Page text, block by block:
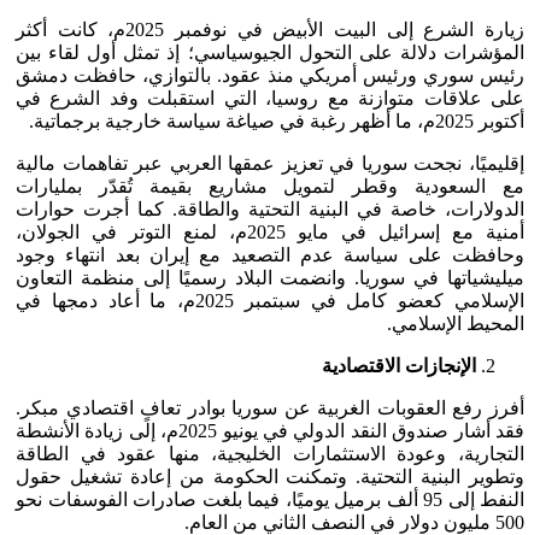
زيارة الشرع إلى البيت الأبيض في نوفمبر 2025م، كانت أكثر
المؤشرات دلالة على التحول الجيوسياسي؛ إذ تمثل أول لقاء بين
رئيس سوري ورئيس أمريكي منذ عقود. بالتوازي، حافظت دمشق
على علاقات متوازنة مع روسيا، التي استقبلت وفد الشرع في
أكتوبر 2025م، ما أظهر رغبة في صياغة سياسة خارجية برجماتية.
إقليميًا، نجحت سوريا في تعزيز عمقها العربي عبر تفاهمات مالية
مع السعودية وقطر لتمويل مشاريع بقيمة تُقدّر بمليارات
الدولارات، خاصة في البنية التحتية والطاقة. كما أجرت حوارات
أمنية مع إسرائيل في مايو 2025م، لمنع التوتر في الجولان،
وحافظت على سياسة عدم التصعيد مع إيران بعد انتهاء وجود
ميليشياتها في سوريا. وانضمت البلاد رسميًا إلى منظمة التعاون
الإسلامي كعضو كامل في سبتمبر 2025م، ما أعاد دمجها في
المحيط الإسلامي.
الإنجازات الاقتصادية
أفرز رفع العقوبات الغربية عن سوريا بوادر تعافٍ اقتصادي مبكر.
فقد أشار صندوق النقد الدولي في يونيو 2025م، إلى زيادة الأنشطة
التجارية، وعودة الاستثمارات الخليجية، منها عقود في الطاقة
وتطوير البنية التحتية. وتمكنت الحكومة من إعادة تشغيل حقول
النفط إلى 95 ألف برميل يوميًا، فيما بلغت صادرات الفوسفات نحو
500 مليون دولار في النصف الثاني من العام.